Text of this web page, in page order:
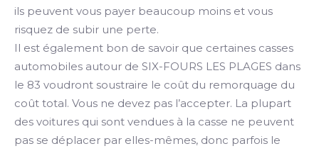
ils peuvent vous payer beaucoup moins et vous
risquez de subir une perte.
Il est également bon de savoir que certaines casses
automobiles autour de SIX-FOURS LES PLAGES dans
le 83 voudront soustraire le coût du remorquage du
coût total. Vous ne devez pas l’accepter. La plupart
des voitures qui sont vendues à la casse ne peuvent
pas se déplacer par elles-mêmes, donc parfois le